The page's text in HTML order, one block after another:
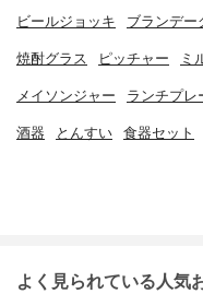
ビールジョッキ ブランデー
焼酎グラス ピッチャー ミ
メイソンジャー ランチプレ
酒器 とんすい 食器セット
よく見られている人気